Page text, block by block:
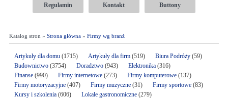
Regulamin Kontakt Buttony
Katalog stron » Strona główna» Firmy wg branż
Artykuły dla domu(1715) Artykuły dla firm(519) Biura Podróży(59)
Budownictwo(3754) Doradztwo(943) Elektronika (316)
Finanse(990) Firmy internetowe (273) Firmy komputerowe(137)
Firmy motoryzacyjne(407) Firmy muzyczne(31) Firmy sportowe(83)
Kursy i szkolenia(606) Lokale gastronomiczne(279)